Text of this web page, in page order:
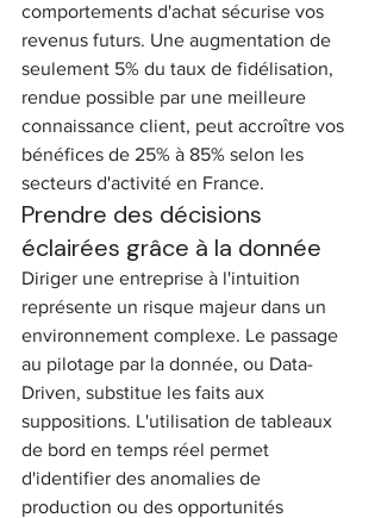
comportements d'achat sécurise vos
revenus futurs. Une augmentation de
seulement 5% du taux de fidélisation,
rendue possible par une meilleure
connaissance client, peut accroître vos
bénéfices de 25% à 85% selon les
secteurs d'activité en France.
Prendre des décisions
éclairées grâce à la donnée
Diriger une entreprise à l'intuition
représente un risque majeur dans un
environnement complexe. Le passage
au pilotage par la donnée, ou Data-
Driven, substitue les faits aux
suppositions. L'utilisation de tableaux
de bord en temps réel permet
d'identifier des anomalies de
production ou des opportunités